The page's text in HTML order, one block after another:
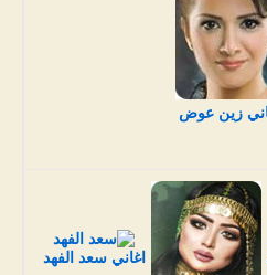
زين عوض
اغاني سعد الفهد